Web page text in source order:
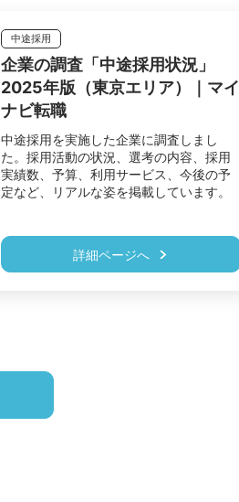
中途採用
企業の調査「中途採用状況」
2025年版（東京エリア）｜マイ
ナビ転職
中途採用を実施した企業に調査しまし
た。採用活動の状況、選考の内容、採用
実績数、予算、利用サービス、今後の予
詳細ページへ